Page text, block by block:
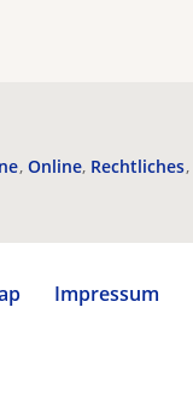
Online Rechtliches
Impressum